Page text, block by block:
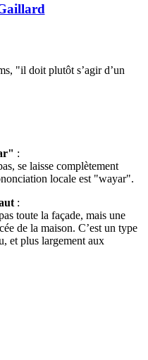
"il doit plutôt s’agir d’un
:
se laisse complètement
locale est "wayar".
:
toute la façade, mais une
de la maison. C’est un type
et plus largement aux